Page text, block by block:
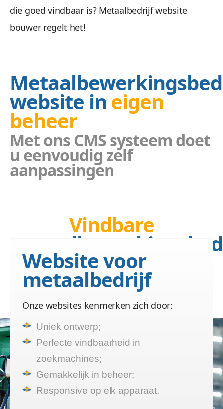
die goed vindbaar is? Metaalbedrijf website
bouwer regelt het!
website in eigen
beheer
Met ons CMS systeem doet
u eenvoudig zelf
aanpassingen
Vindbare
website laten maken
Sinds 2004 maakt Vcreatios
al vindbare websites
Website voor
metaalbedrijf
Onze websites kenmerken zich door:
Uniek ontwerp;
Perfecte vindbaarheid in
zoekmachines;
Gemakkelijk in beheer;
Responsive op elk apparaat.